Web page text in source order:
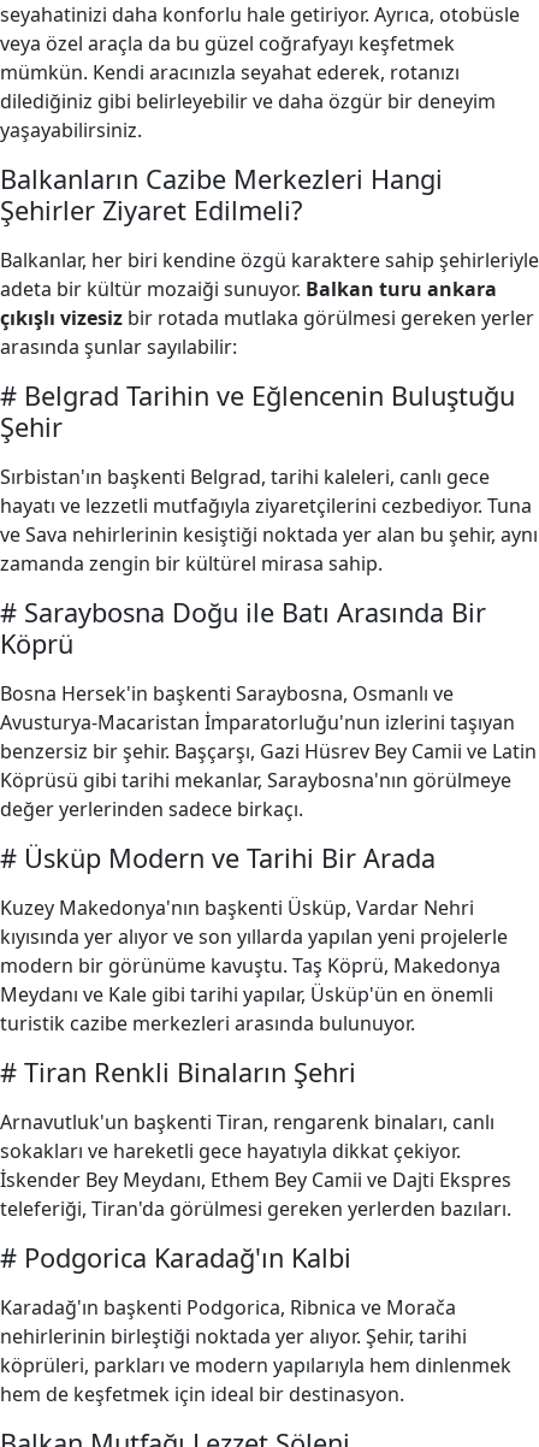
seyahatinizi daha konforlu hale getiriyor. Ayrıca, otobüsle
veya özel araçla da bu güzel coğrafyayı keşfetmek
mümkün. Kendi aracınızla seyahat ederek, rotanızı
dilediğiniz gibi belirleyebilir ve daha özgür bir deneyim
yaşayabilirsiniz.
Balkanların Cazibe Merkezleri Hangi
Şehirler Ziyaret Edilmeli?
Balkanlar, her biri kendine özgü karaktere sahip şehirleriyle
adeta bir kültür mozaiği sunuyor. Balkan turu ankara
çıkışlı vizesiz bir rotada mutlaka görülmesi gereken yerler
arasında şunlar sayılabilir:
# Belgrad Tarihin ve Eğlencenin Buluştuğu
Şehir
Sırbistan'ın başkenti Belgrad, tarihi kaleleri, canlı gece
hayatı ve lezzetli mutfağıyla ziyaretçilerini cezbediyor. Tuna
ve Sava nehirlerinin kesiştiği noktada yer alan bu şehir, aynı
zamanda zengin bir kültürel mirasa sahip.
# Saraybosna Doğu ile Batı Arasında Bir
Köprü
Bosna Hersek'in başkenti Saraybosna, Osmanlı ve
Avusturya-Macaristan İmparatorluğu'nun izlerini taşıyan
benzersiz bir şehir. Başçarşı, Gazi Hüsrev Bey Camii ve Latin
Köprüsü gibi tarihi mekanlar, Saraybosna'nın görülmeye
değer yerlerinden sadece birkaçı.
# Üsküp Modern ve Tarihi Bir Arada
Kuzey Makedonya'nın başkenti Üsküp, Vardar Nehri
kıyısında yer alıyor ve son yıllarda yapılan yeni projelerle
modern bir görünüme kavuştu. Taş Köprü, Makedonya
Meydanı ve Kale gibi tarihi yapılar, Üsküp'ün en önemli
turistik cazibe merkezleri arasında bulunuyor.
# Tiran Renkli Binaların Şehri
Arnavutluk'un başkenti Tiran, rengarenk binaları, canlı
sokakları ve hareketli gece hayatıyla dikkat çekiyor.
İskender Bey Meydanı, Ethem Bey Camii ve Dajti Ekspres
teleferiği, Tiran'da görülmesi gereken yerlerden bazıları.
# Podgorica Karadağ'ın Kalbi
Karadağ'ın başkenti Podgorica, Ribnica ve Morača
nehirlerinin birleştiği noktada yer alıyor. Şehir, tarihi
köprüleri, parkları ve modern yapılarıyla hem dinlenmek
hem de keşfetmek için ideal bir destinasyon.